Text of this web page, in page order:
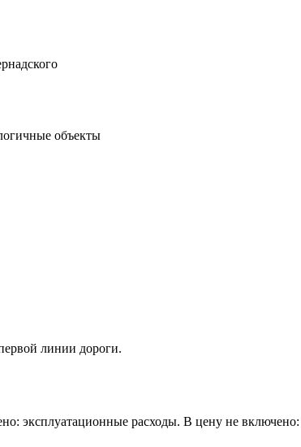
объекты
линии дороги.
эксплуатационные расходы. В цену не